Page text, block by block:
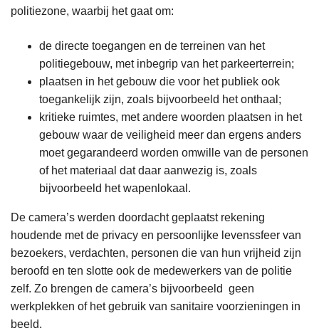
politiezone, waarbij het gaat om:
de directe toegangen en de terreinen van het
politiegebouw, met inbegrip van het parkeerterrein;
plaatsen in het gebouw die voor het publiek ook
toegankelijk zijn, zoals bijvoorbeeld het onthaal;
kritieke ruimtes, met andere woorden plaatsen in het
gebouw waar de veiligheid meer dan ergens anders
moet gegarandeerd worden omwille van de personen
of het materiaal dat daar aanwezig is, zoals
bijvoorbeeld het wapenlokaal.
De camera’s werden doordacht geplaatst rekening
houdende met de privacy en persoonlijke levenssfeer van
bezoekers, verdachten, personen die van hun vrijheid zijn
beroofd en ten slotte ook de medewerkers van de politie
zelf. Zo brengen de camera’s bijvoorbeeld geen
werkplekken of het gebruik van sanitaire voorzieningen in
beeld.